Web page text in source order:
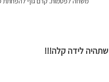
שתהיה לידה קלה!!!